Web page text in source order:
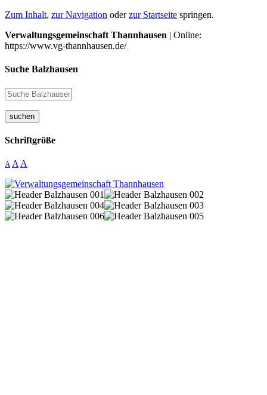
Zum Inhalt, zur Navigation oderzur Startseite springen.
Verwaltungsgemeinschaft Thannhausen | Online:
https://www.vg-thannhausen.de/
Suche Balzhausen
suchen
Schriftgröße
A A A